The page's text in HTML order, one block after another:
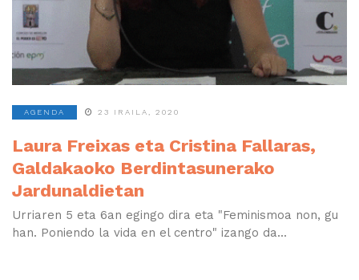
AGENDA 23 IRAILA, 2020
Laura Freixas eta Cristina Fallaras,
Galdakaoko Berdintasunerako
Jardunaldietan
Urriaren 5 eta 6an egingo dira eta "Feminismoa non, gu
han. Poniendo la vida en el centro" izango da...